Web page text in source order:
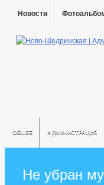
Новости
ОБЩЕЕ АДМИНИСТРАЦИЯ
Не убран